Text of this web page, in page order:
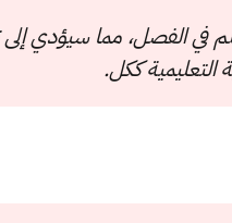
في الفصل، مما سيؤدي
ككل.